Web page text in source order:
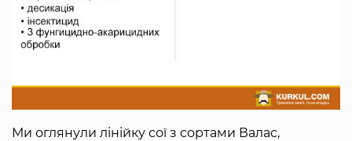
Ми оглянули лінійку сої з сортами Валас,